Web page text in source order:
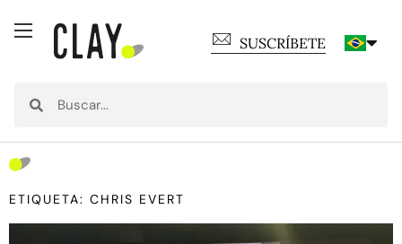
SUSCRÍBETE
ETIQUETA: CHRIS EVERT